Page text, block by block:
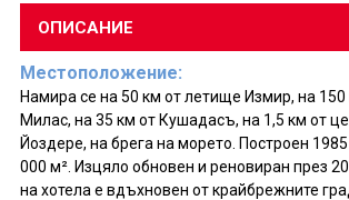
ОПИСАНИЕ
Местоположение:
Намира се на 50 км от летище Измир, на
Милас, на 35 км от Кушадасъ, на 1,5 км от
Йоздере, на брега на морето. Построен
000 м². Изцяло обновен и реновиран през
на хотела е вдъхновен от крайбрежните